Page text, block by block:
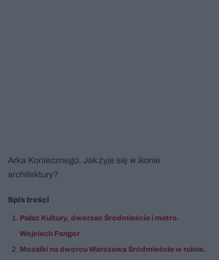
Arka Koniecznego. Jak żyje się w ikonie
architektury?
Spis treści
Pałac Kultury, dworzec Śródmieście i metro.
Wojciech Fangor
Mozaiki na dworcu Warszawa Śródmieście w ruinie.